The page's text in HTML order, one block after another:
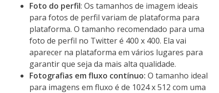
Foto do perfil: Os tamanhos de imagem ideais
para fotos de perfil variam de plataforma para
plataforma. O tamanho recomendado para uma
foto de perfil no Twitter é 400 x 400. Ela vai
aparecer na plataforma em vários lugares para
garantir que seja da mais alta qualidade.
Fotografias em fluxo contínuo: O tamanho ideal
para imagens em fluxo é de 1024 x 512 com uma